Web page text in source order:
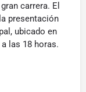
carrera. El
presentación
ubicado en
las 18 horas.